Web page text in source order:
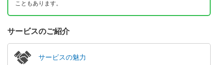
こともあります。
サービスのご紹介
サービスの魅力